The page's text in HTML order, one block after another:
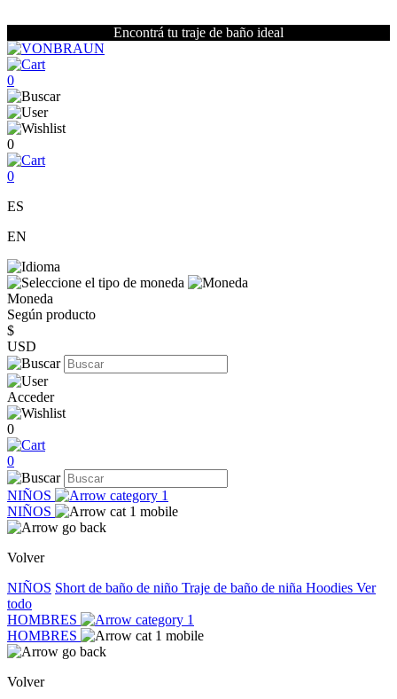
Encontrá tu traje de baño ideal
0
0
0
ES
EN
Moneda
Según producto
$
USD
Acceder
0
0
NIÑOS
NIÑOS
Volver
NIÑOS Short de baño de niño Traje de baño de niña Hoodies Ver
todo
HOMBRES
HOMBRES
Volver